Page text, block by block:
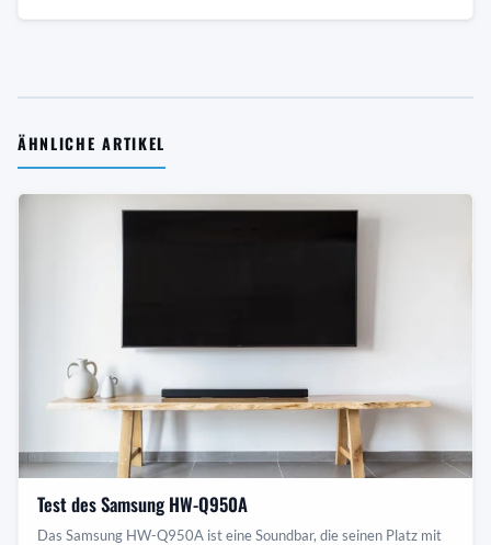
ÄHNLICHE ARTIKEL
Test des Samsung HW-Q950A
Das Samsung HW-Q950A ist eine Soundbar, die seinen Platz mit